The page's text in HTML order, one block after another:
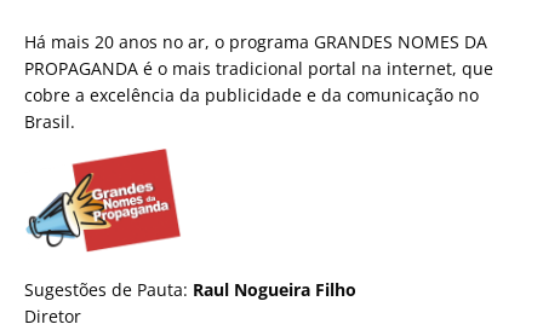
Há mais 20 anos no ar, o programa GRANDES NOMES DA
PROPAGANDA é o mais tradicional portal na internet, que
cobre a excelência da publicidade e da comunicação no
Brasil.
Sugestões de Pauta: Raul Nogueira Filho
Diretor